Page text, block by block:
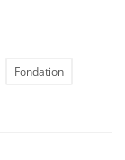
Fondation